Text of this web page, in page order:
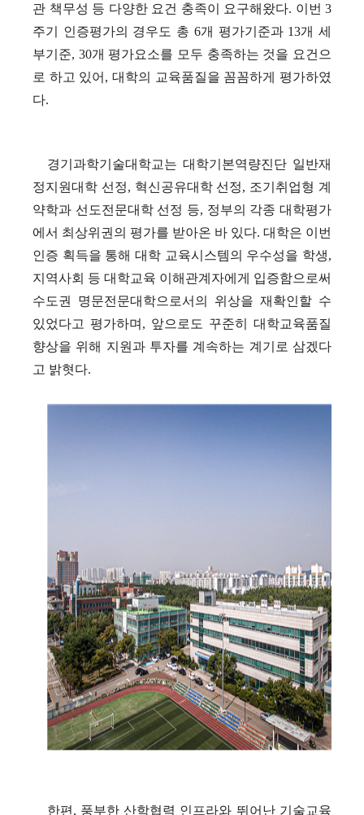
관 책무성 등 다양한 요건 충족이 요구해왔다. 이번 3
주기 인증평가의 경우도 총 6개 평가기준과 13개 세
부기준, 30개 평가요소를 모두 충족하는 것을 요건으
로 하고 있어 ,대학의 교육품질을 꼼꼼하게 평가하였
다.
경기과학기술대학교는 대학기본역량진단 일반재
정지원대학 선정, 혁신공유대학 선정, 조기취업형 계
약학과 선도전문대학 선정 등, 정부의 각종 대학평가
에서 최상위권의 평가를 받아온 바 있다. 대학은 이번
인증 획득을 통해 대학 교육시스템의 우수성을 학생,
지역사회 등 대학교육 이해관계자에게 입증함으로써
수도권 명문전문대학으로서의 위상을 재확인할 수
있었다고 평가하며 , 앞으로도 꾸준히 대학교육품질
향상을 위해 지원과 투자를 계속하는 계기로 삼겠다
고 밝혓다.
한편 , 풍부한 산학협력 인프라와 뛰어난 기술교육